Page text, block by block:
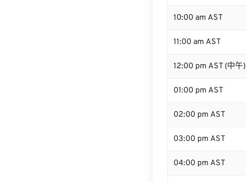
10:00 am AST
11:00 am AST
12:00 pm AST (中午)
01:00 pm AST
02:00 pm AST
03:00 pm AST
04:00 pm AST